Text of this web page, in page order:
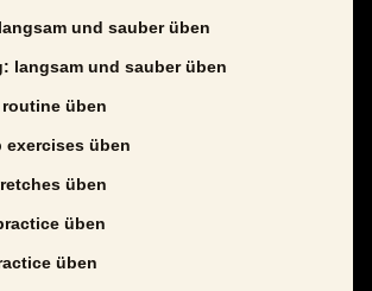
und sauber üben
langsam und sauber üben
üben
exercises üben
üben
üben
üben